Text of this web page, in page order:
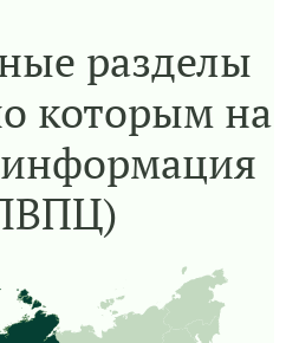
разделы
которым на
информация